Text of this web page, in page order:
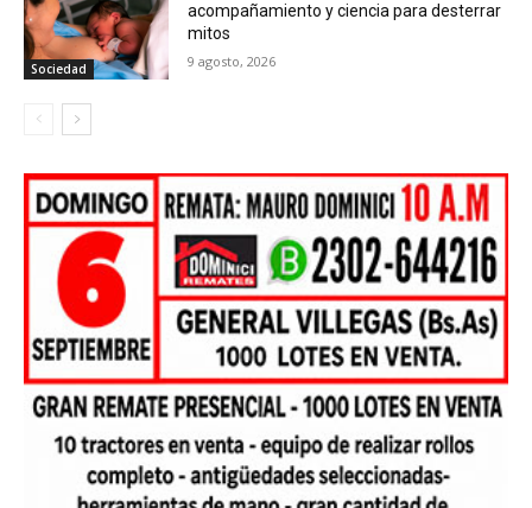
Sociedad
acompañamiento y ciencia para desterrar
mitos
9 agosto, 2026